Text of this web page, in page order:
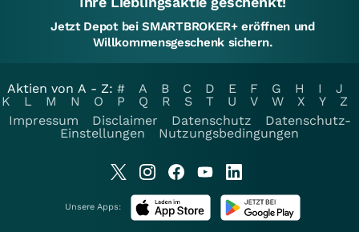
Jetzt Depot bei SMARTBROKER+ eröffnen und
Willkommensgeschenk sichern.
Aktien von A - Z: # A B C D E F G H I
J
K
L M N O P Q R S T U V W X Y
Z
Impressum
Disclaimer Datenschutz
Datenschutz-
Einstellungen
Nutzungsbedingungen
Unsere Apps: